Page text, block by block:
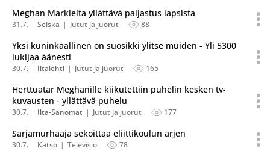
Meghan Marklelta yllättävä paljastus lapsista
31.7. Seiska Jutut ja juorut 88
Yksi kuninkaallinen on suosikki ylitse muiden - Yli 5300
lukijaa äänesti
30.7. Iltalehti Jutut ja juorut 165
Herttuatar Meghanille kiikutettiin puhelin kesken tv-
kuvausten - yllättävä puhelu
30.7. Ilta-Sanomat Jutut ja juorut 177
Sarjamurhaaja sekoittaa eliittikoulun arjen
30.7. Katso Televisio 78